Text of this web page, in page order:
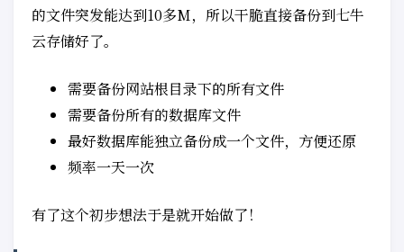
的文件突发能达到10多M，所以干脆直接备份到七牛
云存储好了。
需要备份网站根目录下的所有文件
需要备份所有的数据库文件
最好数据库能独立备份成一个文件，方便还原
频率一天一次
有了这个初步想法于是就开始做了！